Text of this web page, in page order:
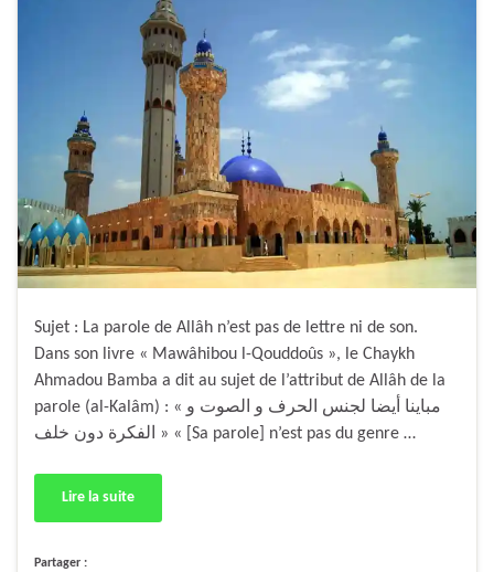
Sujet : La parole de Allâh n’est pas de lettre ni de son.
Dans son livre « Mawâhibou l-Qouddoûs », le Chaykh
Ahmadou Bamba a dit au sujet de l’attribut de Allâh de la
parole (al-Kalâm) : « مباينا أيضا لجنس الحرف و الصوت و
الفكرة دون خلف » « [Sa parole] n’est pas du genre …
Lire la suite
Partager :